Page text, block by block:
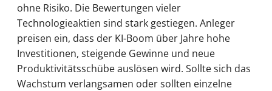
ohne Risiko. Die Bewertungen vieler
Technologieaktien sind stark gestiegen. Anleger
preisen ein, dass der KI-Boom über Jahre hohe
Investitionen, steigende Gewinne und neue
Produktivitätsschübe auslösen wird. Sollte sich das
Wachstum verlangsamen oder sollten einzelne